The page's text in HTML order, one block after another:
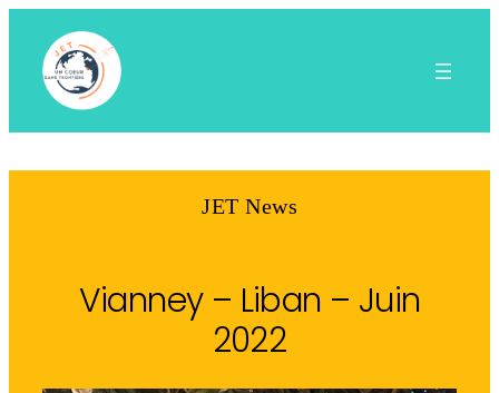
contenu
JET News
Vianney – Liban – Juin
2022